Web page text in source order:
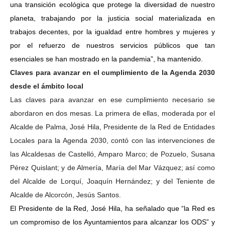
una transición ecológica que protege la diversidad de nuestro
planeta, trabajando por la justicia social materializada en
trabajos decentes, por la igualdad entre hombres y mujeres y
por el refuerzo de nuestros servicios públicos que tan
esenciales se han mostrado en la pandemia”, ha mantenido.
Claves para avanzar en el cumplimiento de la Agenda 2030
desde el ámbito local
Las claves para avanzar en ese cumplimiento necesario se
abordaron en dos mesas. La primera de ellas, moderada por el
Alcalde de Palma, José Hila, Presidente de la Red de Entidades
Locales para la Agenda 2030, contó con las intervenciones de
las Alcaldesas de Castelló, Amparo Marco; de Pozuelo, Susana
Pérez Quislant; y de Almería, María del Mar Vázquez; así como
del Alcalde de Lorquí, Joaquín Hernández; y del Teniente de
Alcalde de Alcorcón, Jesús Santos.
El Presidente de la Red, José Hila, ha señalado que “la Red es
un compromiso de los Ayuntamientos para alcanzar los ODS” y